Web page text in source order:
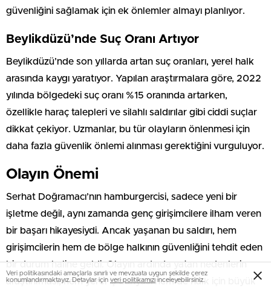
güvenliğini sağlamak için ek önlemler almayı planlıyor.
Beylikdüzü’nde Suç Oranı Artıyor
Beylikdüzü’nde son yıllarda artan suç oranları, yerel halk
arasında kaygı yaratıyor. Yapılan araştırmalara göre, 2022
yılında bölgedeki suç oranı %15 oranında artarken,
özellikle haraç talepleri ve silahlı saldırılar gibi ciddi suçlar
dikkat çekiyor. Uzmanlar, bu tür olayların önlenmesi için
daha fazla güvenlik önlemi alınması gerektiğini vurguluyor.
Olayın Önemi
Serhat Doğramacı’nın hamburgercisi, sadece yeni bir
işletme değil, aynı zamanda genç girişimcilere ilham veren
bir başarı hikayesiydi. Ancak yaşanan bu saldırı, hem
girişimcilerin hem de bölge halkının güvenliğini tehdit eden
bir durum haline geldi. Olayın ardında yatan nedenlerin
araştırılması, hem yerel iş dünyası hem de halk için büyük
Veri politikasındaki amaçlarla sınırlı ve mevzuata uygun şekilde çerez
konumlandırmaktayız. Detaylar için veri politikamızı inceleyebilirsiniz.